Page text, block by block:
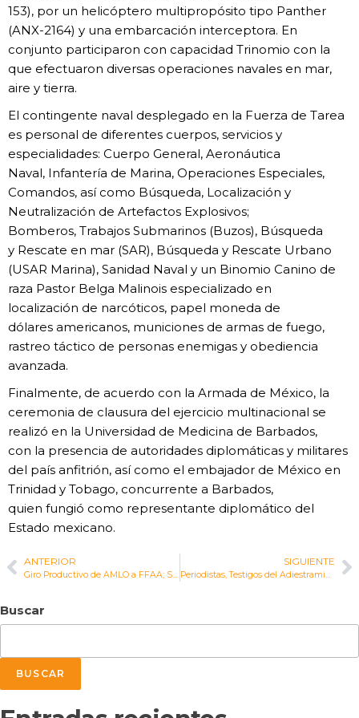
153), por un helicóptero multipropósito tipo Panther
(ANX-2164) y una embarcación interceptora. En
conjunto participaron con capacidad Trinomio con la
que efectuaron diversas operaciones navales en mar,
aire y tierra.
El contingente naval desplegado en la Fuerza de Tarea
es personal de diferentes cuerpos, servicios y
especialidades: Cuerpo General, Aeronáutica
Naval, Infantería de Marina, Operaciones Especiales,
Comandos, así como Búsqueda, Localización y
Neutralización de Artefactos Explosivos;
Bomberos, Trabajos Submarinos (Buzos), Búsqueda
y Rescate en mar (SAR), Búsqueda y Rescate Urbano
(USAR Marina), Sanidad Naval y un Binomio Canino de
raza Pastor Belga Malinois especializado en
localización de narcóticos, papel moneda de
dólares americanos, municiones de armas de fuego,
rastreo táctico de personas enemigas y obediencia
avanzada.
Finalmente, de acuerdo con la Armada de México, la
ceremonia de clausura del ejercicio multinacional se
realizó en la Universidad de Medicina de Barbados,
con la presencia de autoridades diplomáticas y militares
del país anfitrión, así como el embajador de México en
Trinidad y Tobago, concurrente a Barbados,
quien fungió como representante diplomático del
Estado mexicano.
ANTERIOR
Giro Productivo de AMLO a FFAA; Semar Construye el CIIT
SIGUIENTE
Periodistas, Testigos del Adiestramiento de Élitea Infantes de Marina
Buscar
BUSCAR